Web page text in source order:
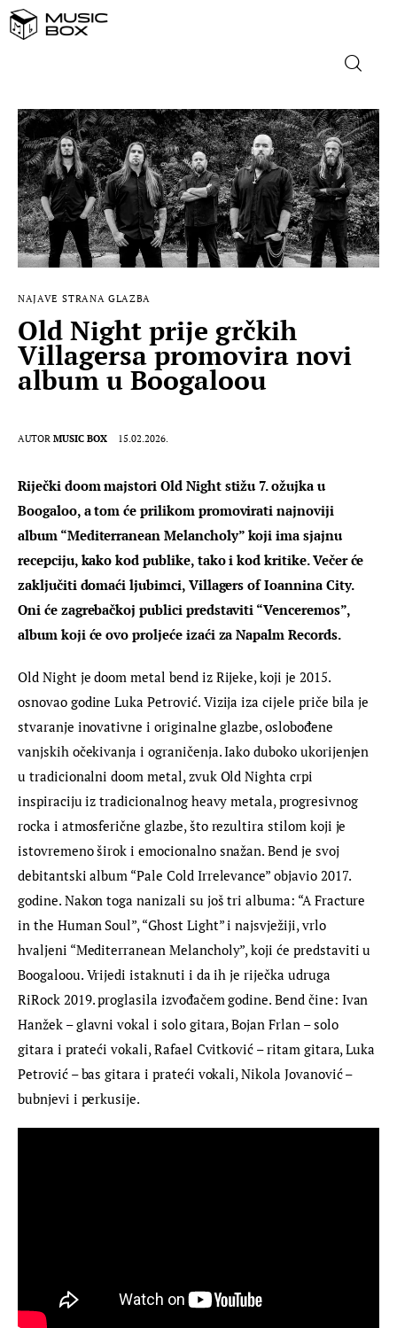
NASLOVNICA
DOMAĆA GLAZBA
STRANA GLAZBA
FILM
MUSIC BOX
NAJAVE STRANA GLAZBA
Old Night prije grčkih
Villagersa promovira novi
album u Boogaloou
AUTOR MUSIC BOX 15.02.2026.
Riječki doom majstori Old Night stižu 7. ožujka u
Boogaloo, a tom će prilikom promovirati najnoviji
album “Mediterranean Melancholy” koji ima sjajnu
recepciju, kako kod publike, tako i kod kritike. Večer će
zaključiti domaći ljubimci, Villagers of Ioannina City.
Oni će zagrebačkoj publici predstaviti “Venceremos”,
album koji će ovo proljeće izaći za Napalm Records.
Old Night je doom metal bend iz Rijeke, koji je 2015.
osnovao godine Luka Petrović. Vizija iza cijele priče bila je
stvaranje inovativne i originalne glazbe, oslobođene
vanjskih očekivanja i ograničenja. Iako duboko ukorijenjen
u tradicionalni doom metal, zvuk Old Nighta crpi
inspiraciju iz tradicionalnog heavy metala, progresivnog
rocka i atmosferične glazbe, što rezultira stilom koji je
istovremeno širok i emocionalno snažan. Bend je svoj
debitantski album “Pale Cold Irrelevance” objavio 2017.
godine. Nakon toga nanizali su još tri albuma: “A Fracture
in the Human Soul”, “Ghost Light” i najsvježiji, vrlo
hvaljeni “Mediterranean Melancholy”, koji će predstaviti u
Boogaloou. Vrijedi istaknuti i da ih je riječka udruga
RiRock 2019. proglasila izvođačem godine. Bend čine: Ivan
Hanžek – glavni vokal i solo gitara, Bojan Frlan – solo
gitara i prateći vokali, Rafael Cvitković – ritam gitara, Luka
Petrović – bas gitara i prateći vokali, Nikola Jovanović –
bubnjevi i perkusije.